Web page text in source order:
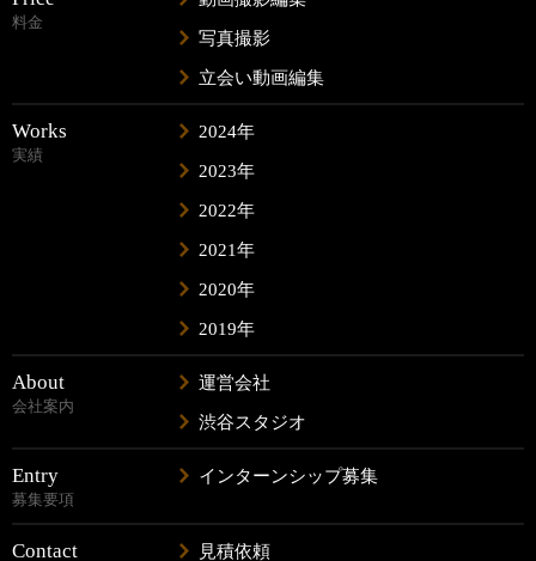
料金
写真撮影
立会い動画編集
Works
実績
2024年
2023年
2022年
2021年
2020年
2019年
About
会社案内
運営会社
渋谷スタジオ
Entry
募集要項
インターンシップ募集
Contact 見積依頼